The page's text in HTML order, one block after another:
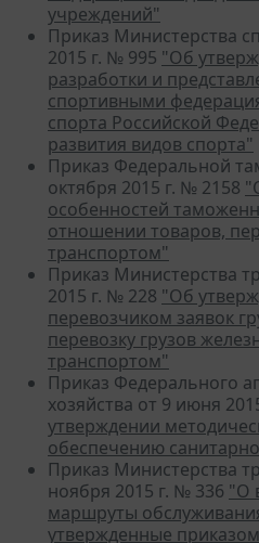
учреждений"
Приказ Министерства
2015 г. № 995 "Об
разработки и
спортивными
спорта Российской
развития видов спорта"
Приказ Федеральной
октября 2015 г. № 2158
особенностей
отношении товаров,
транспортом"
Приказ Министерства
2015 г. № 228 "Об
перевозчиком заявок
перевозку грузов
транспортом"
Приказ Федерального
хозяйства от 9 июня
утверждении
обеспечению
Приказ Министерства
ноября 2015 г. № 336 "О
маршруты
утвержденные